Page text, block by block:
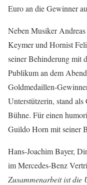
Euro an die Gewinner
Neben Musiker
Keymer und Hornist
seiner Behinderung mit
Publikum an dem
Goldmedaillen-
Unterstützerin, stand als
Bühne. Für einen
Guildo Horn mit seiner
Hans-Joachim Bayer,
im Mercedes-Benz
Zusammenarbeit ist die